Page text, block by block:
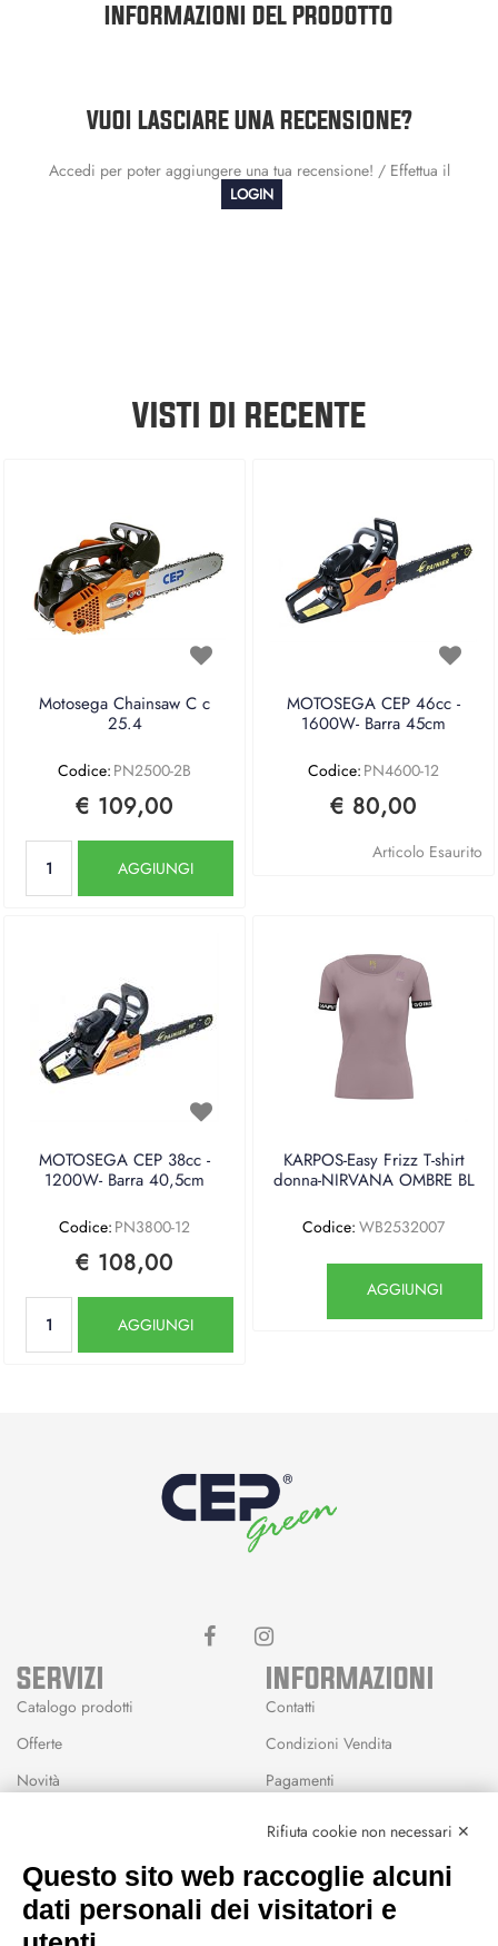
INFORMAZIONI DEL PRODOTTO
VUOI LASCIARE UNA RECENSIONE?
Accedi per poter aggiungere una tua recensione! / Effettua il
LOGIN
VISTI DI RECENTE
Motosega Chainsaw C c
25.4
Codice: PN2500-2B
€ 109,00
AGGIUNGI
MOTOSEGA CEP 46cc -
1600W- Barra 45cm
Codice: PN4600-12
€ 80,00
Articolo Esaurito
MOTOSEGA CEP 38cc -
1200W- Barra 40,5cm
Codice: PN3800-12
€ 108,00
AGGIUNGI
KARPOS-Easy Frizz T-shirt
donna-NIRVANA OMBRE BL
Codice: WB2532007
AGGIUNGI
SERVIZI
Catalogo prodotti
Offerte
Novità
Wishlist
INFORMAZIONI
Contatti
Condizioni Vendita
Pagamenti
CEP GREEN
Rifiuta cookie non necessari ✕
Questo sito web raccoglie alcuni
dati personali dei visitatori e